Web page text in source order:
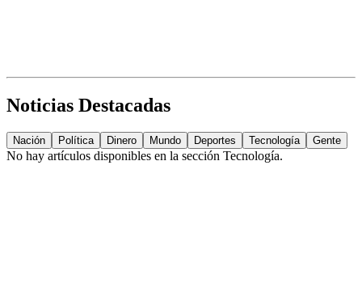
Noticias Destacadas
Nación Política Dinero Mundo Deportes Tecnología Gente
No hay artículos disponibles en la sección Tecnología.